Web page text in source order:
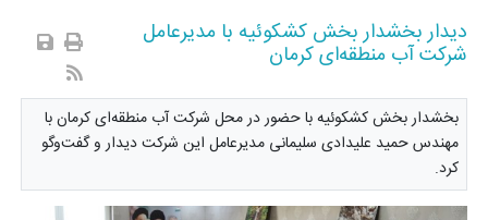
دیدار بخشدار بخش کشکوئیه با مدیرعامل
شرکت آب منطقه‌ای کرمان
بخشدار بخش کشکوئیه با حضور در محل شرکت آب منطقه‌ای کرمان با
مهندس حمید علیدادی سلیمانی مدیرعامل این شرکت دیدار و گفت‌وگو
کرد.